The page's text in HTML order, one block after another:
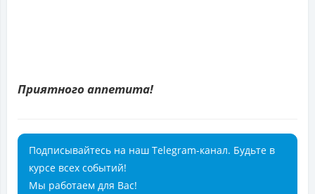
Приятного аппетита!
Подписывайтесь на наш Telegram-канал. Будьте в
курсе всех событий!
Мы работаем для Вас!